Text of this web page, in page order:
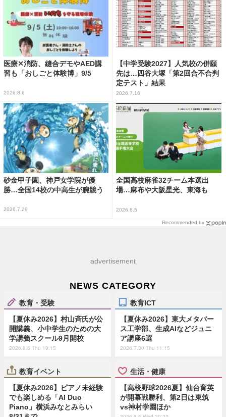
医療✕消防、縫合デモやAED講
習も「おしごと体験博」9/5
2026.8.6
【中学受験2027】人気校の併願
先は…四谷大塚「第2回合不合判
定テスト」結果
2026.7.16
砂金甲子園、神戸女学院が優
勝…全国14校の中高生が腕競う
2026.7.29
全国高校麻雀32チーム本選出
場…麻布や大阪星光、東海も
2026.8.5
Recommended by
advertisement
NEWS CATEGORY
教育・受験
【夏休み2026】村山斉氏が公
開講義、小中学生のための大
学講義スクール9月開校
2026.8.6 Thu 19:15
教育ICT
【夏休み2026】東大メタバー
ス工学部、生成AIなどジュニ
ア講座6選
2026.7.30 Thu 11:15
教育イベント
【夏休み2026】ピアノ未経験
でも楽しめる「AI Duo
Piano」横浜みなとみらい
生活・健康
【高校野球2026夏】仙台育英
が開幕戦勝利、第2日は東筑
vs神村学園ほか